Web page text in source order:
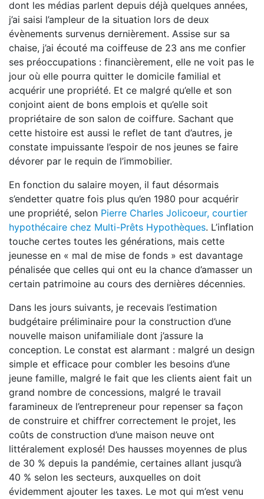
dont les médias parlent depuis déjà quelques années,
j’ai saisi l’ampleur de la situation lors de deux
évènements survenus dernièrement. Assise sur sa
chaise, j’ai écouté ma coiffeuse de 23 ans me confier
ses préoccupations : financièrement, elle ne voit pas le
jour où elle pourra quitter le domicile familial et
acquérir une propriété. Et ce malgré qu’elle et son
conjoint aient de bons emplois et qu’elle soit
propriétaire de son salon de coiffure. Sachant que
cette histoire est aussi le reflet de tant d’autres, je
constate impuissante l’espoir de nos jeunes se faire
dévorer par le requin de l’immobilier.
En fonction du salaire moyen, il faut désormais
s’endetter quatre fois plus qu’en 1980 pour acquérir
une propriété, selon Pierre Charles Jolicoeur, courtier
hypothécaire chez Multi-Prêts Hypothèques. L’inflation
touche certes toutes les générations, mais cette
jeunesse en « mal de mise de fonds » est davantage
pénalisée que celles qui ont eu la chance d’amasser un
certain patrimoine au cours des dernières décennies.
Dans les jours suivants, je recevais l’estimation
budgétaire préliminaire pour la construction d’une
nouvelle maison unifamiliale dont j’assure la
conception. Le constat est alarmant : malgré un design
simple et efficace pour combler les besoins d’une
jeune famille, malgré le fait que les clients aient fait un
grand nombre de concessions, malgré le travail
faramineux de l’entrepreneur pour repenser sa façon
de construire et chiffrer correctement le projet, les
coûts de construction d’une maison neuve ont
littéralement explosé! Des hausses moyennes de plus
de 30 % depuis la pandémie, certaines allant jusqu’à
40 % selon les secteurs, auxquelles on doit
évidemment ajouter les taxes. Le mot qui m’est venu